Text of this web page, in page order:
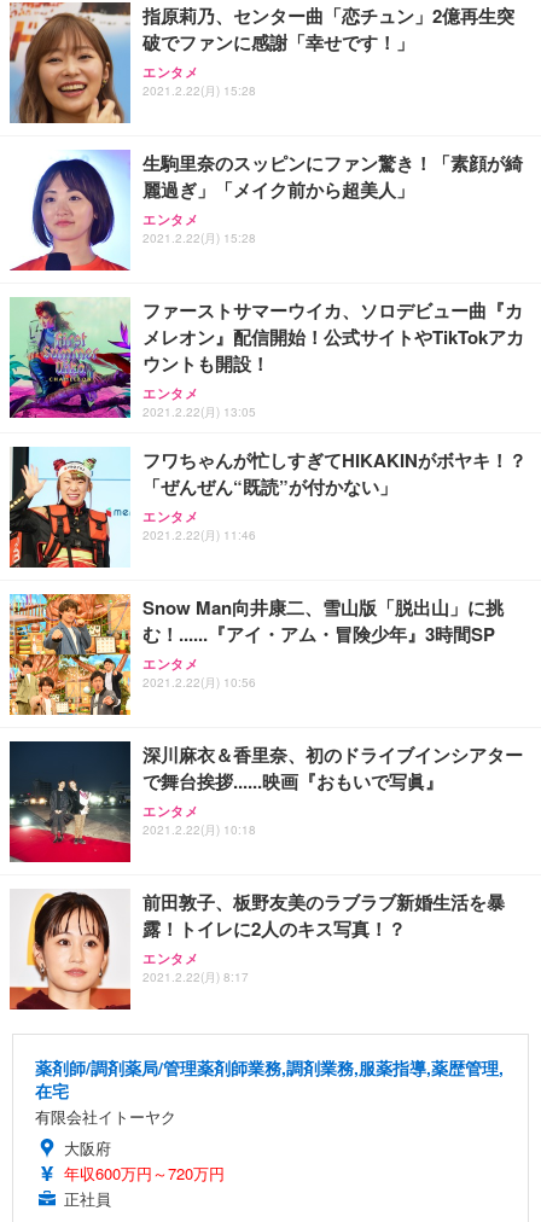
指原莉乃、センター曲「恋チュン」2億再生突
破でファンに感謝「幸せです！」
エンタメ
2021.2.22(月) 15:28
生駒里奈のスッピンにファン驚き！「素顔が綺
麗過ぎ」「メイク前から超美人」
エンタメ
2021.2.22(月) 15:28
ファーストサマーウイカ、ソロデビュー曲『カ
メレオン』配信開始！公式サイトやTikTokアカ
ウントも開設！
エンタメ
2021.2.22(月) 13:05
フワちゃんが忙しすぎてHIKAKINがボヤキ！？
「ぜんぜん“既読”が付かない」
エンタメ
2021.2.22(月) 11:46
Snow Man向井康二、雪山版「脱出山」に挑
む！......『アイ・アム・冒険少年』3時間SP
エンタメ
2021.2.22(月) 10:56
深川麻衣＆香里奈、初のドライブインシアター
で舞台挨拶......映画『おもいで写眞』
エンタメ
2021.2.22(月) 10:18
前田敦子、板野友美のラブラブ新婚生活を暴
露！トイレに2人のキス写真！？
エンタメ
2021.2.22(月) 8:17
薬剤師/調剤薬局/管理薬剤師業務,調剤業務,服薬指導,薬歴管理,
在宅
有限会社イトーヤク
大阪府
年収600万円～720万円
正社員